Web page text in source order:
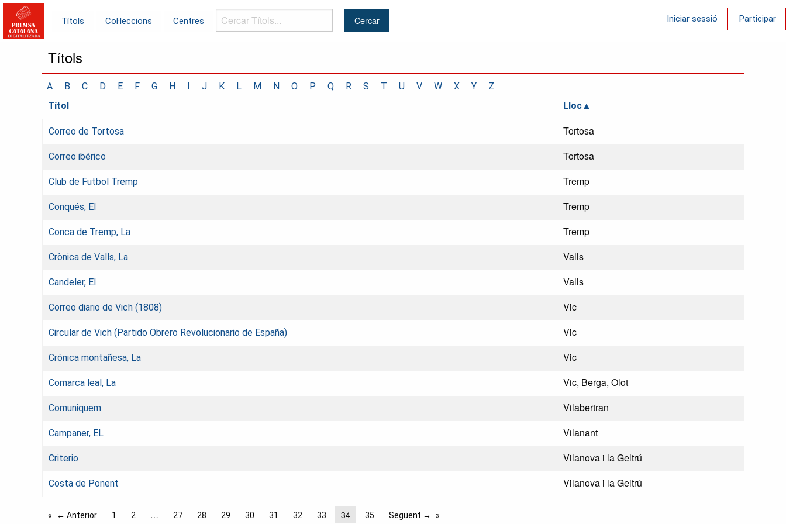
Títols Col·leccions Centres
Cercar
Títols...
Iniciar sessió Participar
Títols
A B C D E F G H I J K L M N O P Q R S T U V W X Y
Z
Títol
Lloc
Correo de Tortosa Tortosa
Correo ibérico Tortosa
Club de Futbol Tremp Tremp
Conqués, El Tremp
Conca de Tremp, La Tremp
Crònica de Valls, La Valls
Candeler, El Valls
Correo diario de Vich (1808) Vic
Circular de Vich (Partido Obrero Revolucionario de España) Vic
Crónica montañesa, La Vic
Comarca leal, La Vic, Berga, Olot
Comuniquem Vilabertran
Campaner, EL Vilanant
Criterio Vilanova i la Geltrú
Costa de Ponent Vilanova i la Geltrú
← Anterior 1 2 27 28 29 30 31 32 33 34 35 Següent →